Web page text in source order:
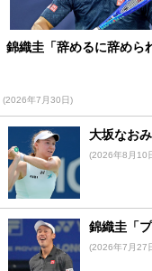
錦織圭「辞めるに辞めら
(2026年7月30日)
大坂なお
(2026年8月10
錦織圭「
(2026年7月27